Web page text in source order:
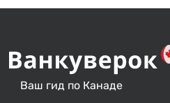
Ваш гид по Канаде